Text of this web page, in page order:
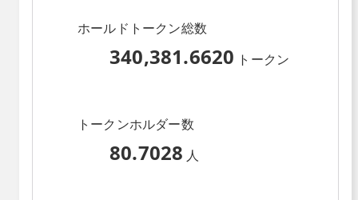
ホールドトークン総数
340,381.6620 トークン
トークンホルダー数
80.7028 人